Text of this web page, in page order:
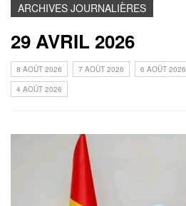
ARCHIVES JOURNALIÈRES
29 AVRIL 2026
8 AOÛT 2026 7 AOÛT 2026 6 AOÛT 2026
4 AOÛT 2026